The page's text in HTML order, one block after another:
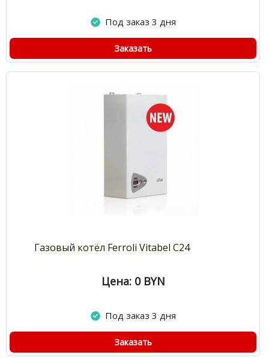
Под заказ 3 дня
Заказать
Газовый котёл Ferroli Vitabel C24
Цена: 0 BYN
Под заказ 3 дня
Заказать